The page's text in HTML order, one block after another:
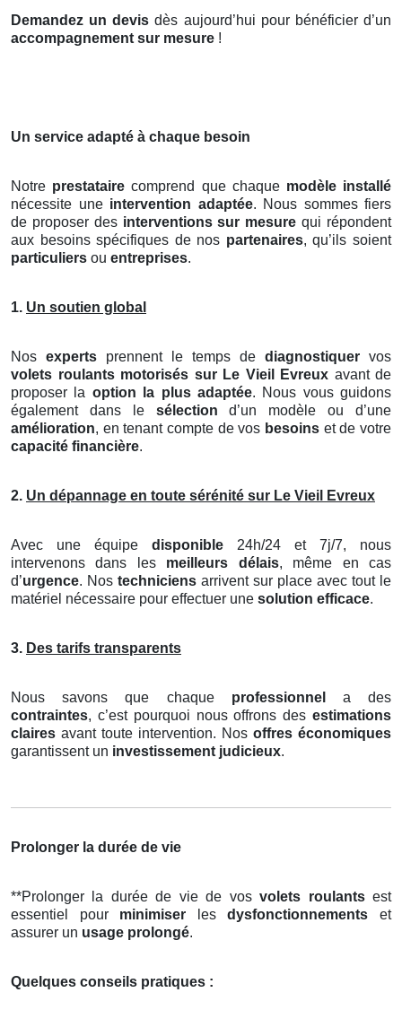
Demandez un devis dès aujourd’hui pour bénéficier d’un
accompagnement sur mesure !
Un service adapté à chaque besoin
Notre prestataire comprend que chaque modèle installé
nécessite une intervention adaptée. Nous sommes fiers
de proposer des interventions sur mesure qui répondent
aux besoins spécifiques de nos partenaires, qu’ils soient
particuliers ou entreprises.
1. Un soutien global
Nos experts prennent le temps de diagnostiquer vos
volets roulants motorisés sur Le Vieil Evreux avant de
proposer la option la plus adaptée. Nous vous guidons
également dans le sélection d’un modèle ou d’une
amélioration, en tenant compte de vos besoins et de votre
capacité financière.
2. Un dépannage en toute sérénité sur Le Vieil Evreux
Avec une équipe disponible 24h/24 et 7j/7, nous
intervenons dans les meilleurs délais, même en cas
d’urgence. Nos techniciens arrivent sur place avec tout le
matériel nécessaire pour effectuer une solution efficace.
3. Des tarifs transparents
Nous savons que chaque professionnel
a des
contraintes, c’est pourquoi nous offrons des estimations
claires avant toute intervention. Nos offres économiques
garantissent un investissement judicieux.
Prolonger la durée de vie
**Prolonger la durée de vie de vosvolets roulantsest
essentiel pour minimiser lesdysfonctionnements et
assurer un usage prolongé.
Quelques conseils pratiques :